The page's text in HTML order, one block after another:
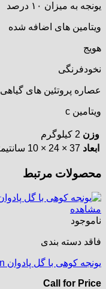
یونجه به میزان ۱۰ درصد
ویتامین های اضافه شده
هویج
نخودفرنگی
عصاره پروتئین های گیاهی
ویتامین c
وزن 2 کیلوگرم
ابعاد 37 × 24 × 10 سانتیمتر
محصولات مرتبط
مشاهده
ناموجود
فاقد دسته بندی
یونجه کوهی با گل پادوان Alpine hay padovan
Call for Price